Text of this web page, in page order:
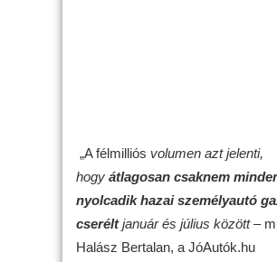
„A félmilliós volumen azt jelenti,
hogy átlagosan csaknem
nyolcadik hazai személyautó
cseréltjanuár és július között–
Halász Bertalan, a JóAutók.hu